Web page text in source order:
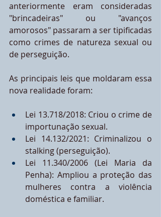
anteriormente eram consideradas
"brincadeiras" ou "avanços
amorosos" passaram a ser tipificadas
como crimes de natureza sexual ou
de perseguição.
As principais leis que moldaram essa
nova realidade foram:
Lei 13.718/2018: Criou o crime de
importunação sexual.
Lei 14.132/2021: Criminalizou o
stalking (perseguição).
Lei 11.340/2006 (Lei Maria da
Penha): Ampliou a proteção das
mulheres contra a violência
doméstica e familiar.